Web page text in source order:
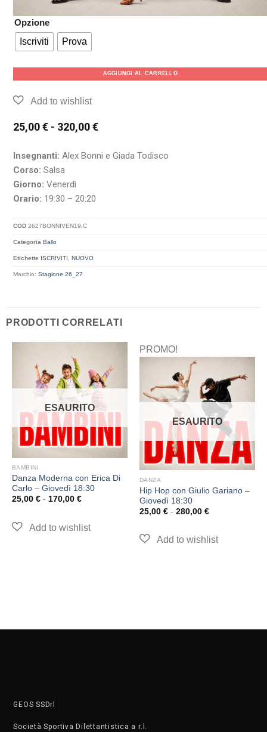
Opzione
Iscriviti
Prova
AGGIUNGI AL CARRELLO
25,00€ - 320,00€
Insegnanti: Alex Bonni e Giada Todisco
Corso: Salsa
Giorno: Venerdì
Orario: 19:30 – 20:20
COD2627BONNIVEN19.C
Categoria Ballo
Etichette ISCRIVITI ,NUOVO
Marchio:Stagione 26_27
PRODOTTI CORRELATI
ESAURITO
BAMBINI
Danza Moderna con Erica Di
Carlo – Giovedì 18:30
25,00 € - 170,00 €
PROMO!
ESAURITO
DANZA
Hip Hop con Giulio Gariano –
Giovedì 18:30
25,00 € - 280,00 €
GEOS SSDrl
Società Sportiva Dilettantistica a r.l.